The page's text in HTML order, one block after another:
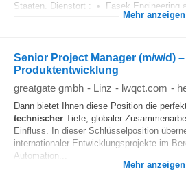
Staaten. Dienstort : • Fasek Engineering
Mehr anzeigen
Senior Project Manager (m/w/d)
Produktentwicklung
greatgate gmbh - Linz - lwqct.com -
Dann bietet Ihnen diese Position die
technischer Tiefe, globaler
Einfluss. In dieser Schlüsselposition
internationaler Entwicklungsprojekte im
Automation...
Mehr anzeigen